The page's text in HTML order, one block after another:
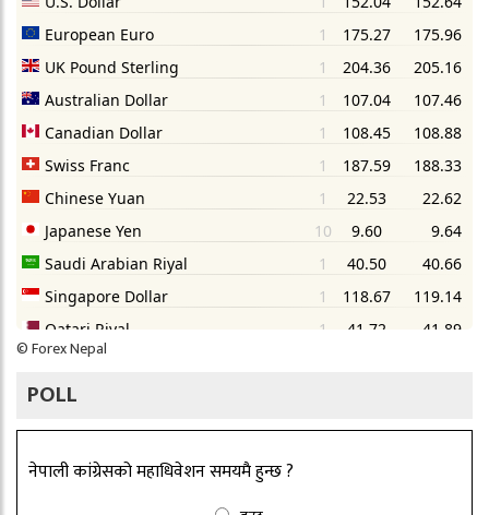
©Forex Nepal
POLL
नेपाली कांग्रेसको महाधिवेशन समयमै हुन्छ ?